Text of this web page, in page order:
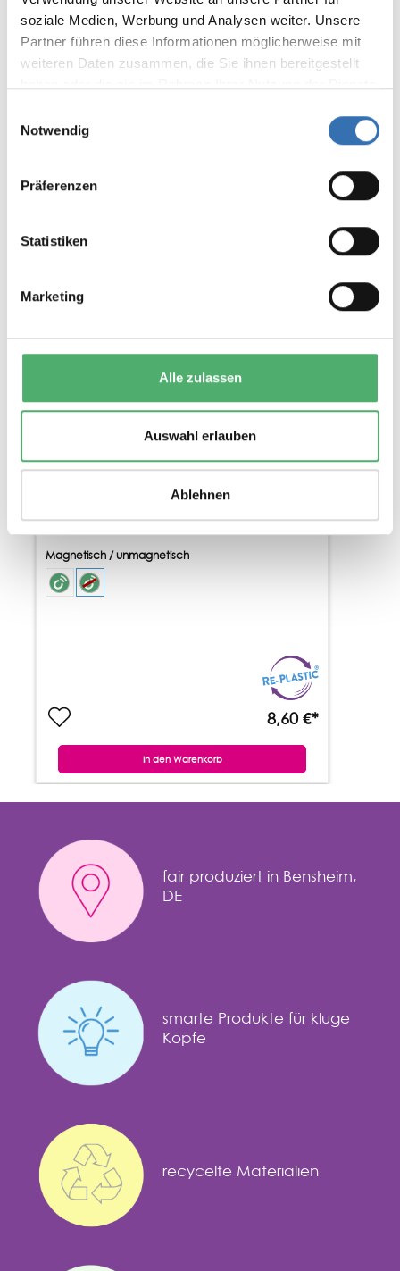
soziale Medien, Werbung und Analysen weiter. Unsere
Partner führen diese Informationen möglicherweise mit
weiteren Daten zusammen, die Sie ihnen bereitgestellt
Notwendig
Präferenzen
Statistiken
Marketing
Alle zulassen
Auswahl erlauben
Ablehnen
Bewertung schreiben
Bewertungen nur in der aktuellen Sprache anzeigen.
Erfahrungen mit anderen.
DAS KÖNNTE IHNEN AUCH
PROFI - LINEAL 100 CM
2 Varianten
Magnetisch / unmagnetisch
8,60 €*
In den Warenkorb
fair produziert in Bensheim,
DE
smarte Produkte für kluge
Köpfe
recycelte Materialien